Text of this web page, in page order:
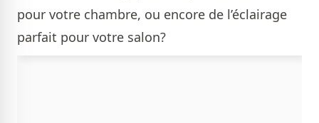
pour votre chambre, ou encore de l’éclairage
parfait pour votre salon?